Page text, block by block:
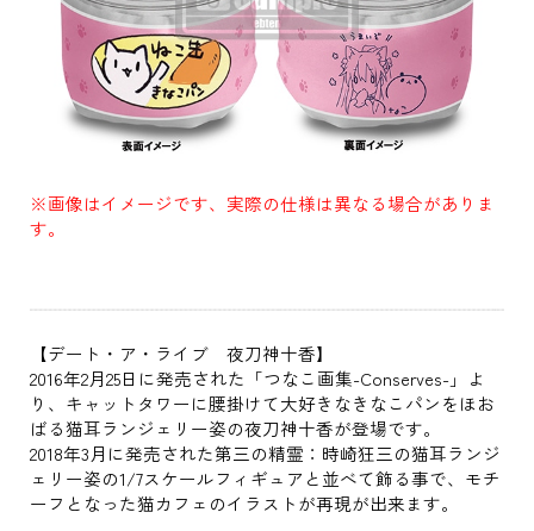
※画像はイメージです、実際の仕様は異なる場合がありま
す。
【デート・ア・ライブ 夜刀神十香】
2016年2月25日に発売された「つなこ画集-Conserves-」よ
り、キャットタワーに腰掛けて大好きなきなこパンをほお
ばる猫耳ランジェリー姿の夜刀神十香が登場です。
2018年3月に発売された第三の精霊：時崎狂三の猫耳ランジ
ェリー姿の1/7スケールフィギュアと並べて飾る事で、モチ
ーフとなった猫カフェのイラストが再現が出来ます。